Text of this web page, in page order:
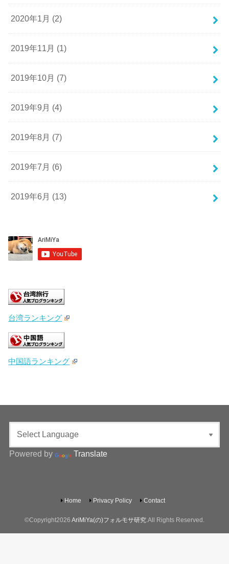
2020年1月 (2)
2019年11月 (1)
2019年10月 (7)
2019年9月 (4)
2019年8月 (7)
2019年7月 (6)
2019年6月 (13)
台湾ランキング
中国語ランキング
Powered by Translate
Home Privacy Policy Contact
©Copyright2026 AriMiYa(の)フォルモサ研究 .All Rights Reserved.